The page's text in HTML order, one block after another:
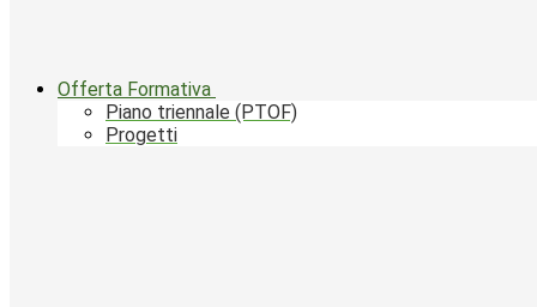
Offerta Formativa
Piano triennale (PTOF)
Progetti